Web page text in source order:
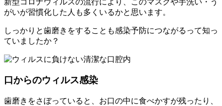
がいが習慣化した人も多くいるかと思います。
しっかりと歯磨きをすることも感染予防につながるって知っ
ていましたか？
口からのウィルス感染
歯磨きをさぼっていると、お口の中に食べかすが残ったり、